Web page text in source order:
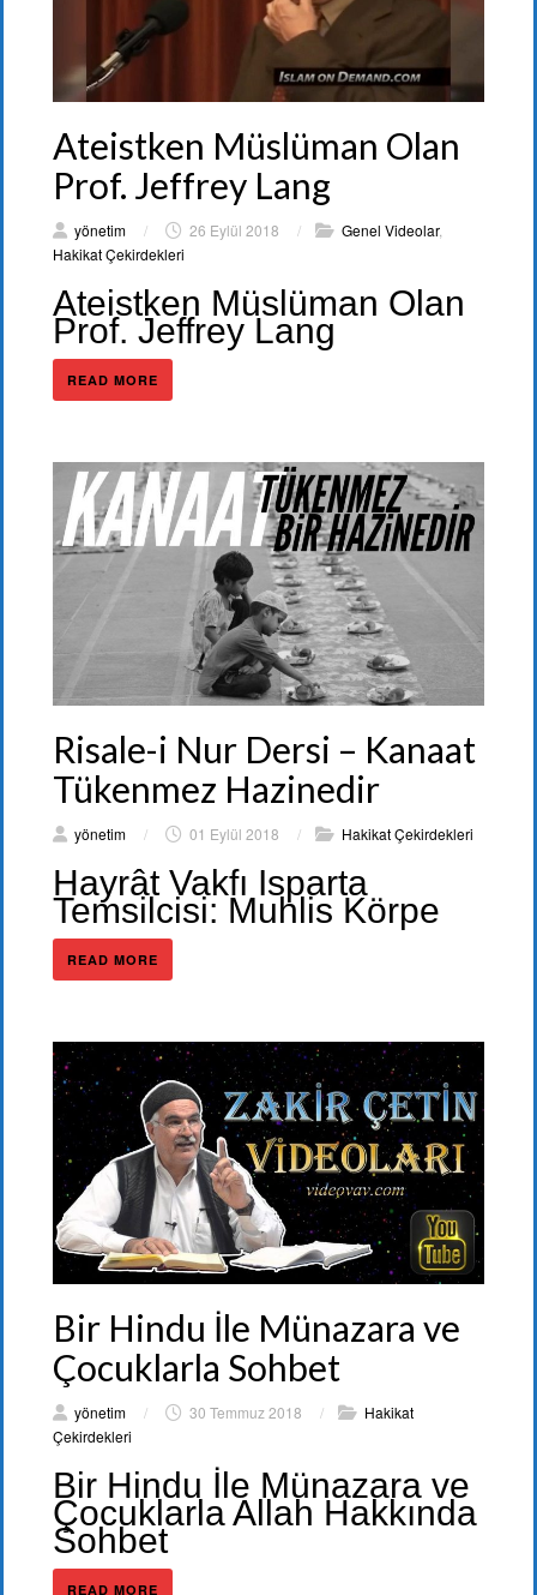
Ateistken Müslüman Olan
Prof. Jeffrey Lang
yönetim / 26 Eylül 2018 / Genel Videolar,
Hakikat Çekirdekleri
Ateistken Müslüman Olan
Prof. Jeffrey Lang
READ MORE
Risale-i Nur Dersi – Kanaat
Tükenmez Hazinedir
yönetim / 01 Eylül 2018 / Hakikat Çekirdekleri
Hayrât Vakfı Isparta
Temsilcisi: Muhlis Körpe
READ MORE
Bir Hindu İle Münazara ve
Çocuklarla Sohbet
yönetim / 30 Temmuz 2018 /
Hakikat
Çekirdekleri
Bir Hindu İle Münazara ve
Çocuklarla Allah Hakkında
Sohbet
READ MORE